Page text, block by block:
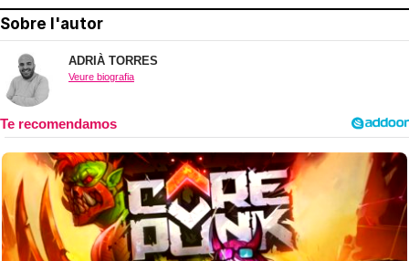
Sobre l'autor
ADRIÀ TORRES
Veure biografia